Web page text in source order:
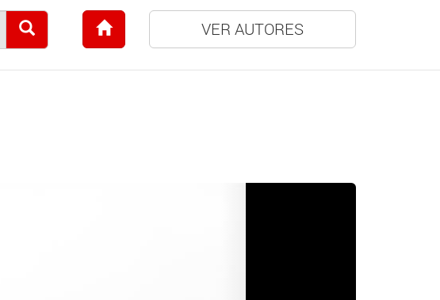
VER AUTORES